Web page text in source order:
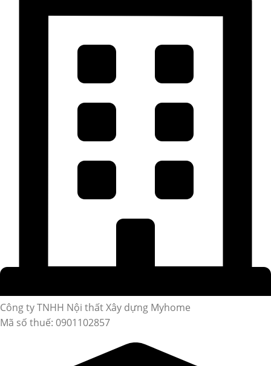
Công ty TNHH Nội thất Xây dựng Myhome
Mã số thuế: 0901102857